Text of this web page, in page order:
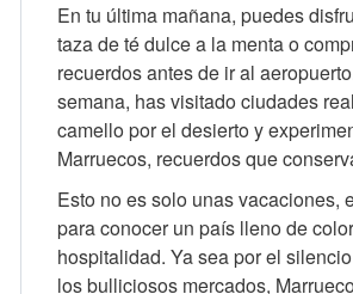
En tu última mañana, puedes
taza de té dulce a la menta o
recuerdos antes de ir al
semana, has visitado ciudades
camello por el desierto y
Marruecos, recuerdos que
Esto no es solo unas vacaciones,
para conocer un país lleno de
hospitalidad. Ya sea por el
los bulliciosos mercados,